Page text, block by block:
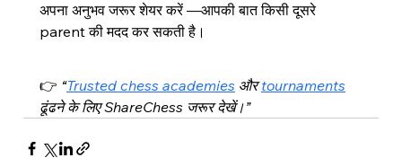
अपना अनुभव जरूर शेयर करें —आपकी बात किसी दूसरे
parent की मदद कर सकती है।
👉 “Trusted chess academies और tournaments
ढूंढने के लिए ShareChess जरूर देखें।”